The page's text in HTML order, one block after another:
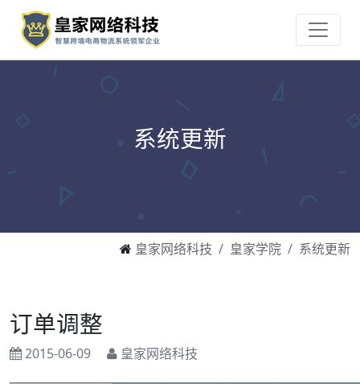
系统更新
皇家网络科技 皇家学院 系统更新
订单调整
2015-06-09 皇家网络科技